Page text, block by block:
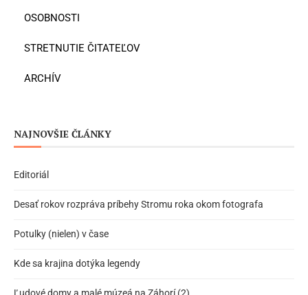
OSOBNOSTI
STRETNUTIE ČITATEĽOV
ARCHÍV
NAJNOVŠIE ČLÁNKY
Editoriál
Desať rokov rozpráva príbehy Stromu roka okom fotografa
Potulky (nielen) v čase
Kde sa krajina dotýka legendy